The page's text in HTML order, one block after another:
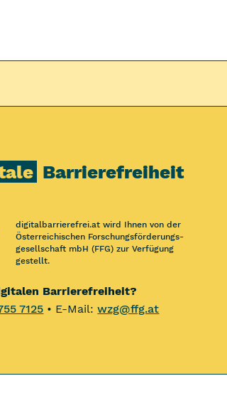
Barrierefreiheit
digitalbarrierefrei.at wird Ihnen von der
Österreichischen Forschungs­förderungs­
gesellschaft mbH (FFG) zur Verfügung
gestellt.
Barrierefreiheit?
7125 • E-Mail:wzg@ffg.at